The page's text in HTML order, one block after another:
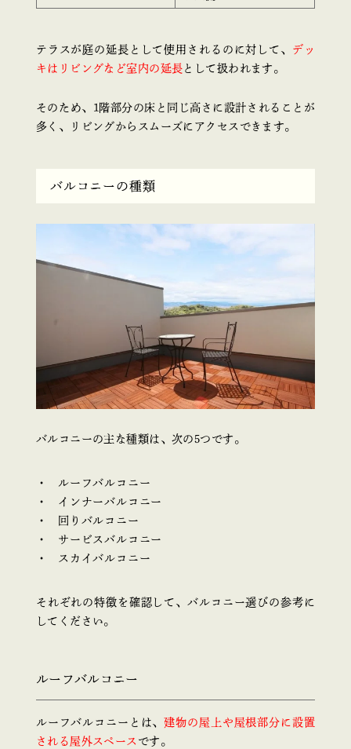
テラスが庭の延長として使用されるのに対して、 デッ
キはリビングなど室内の延長 として扱われます。
そのため、1階部分の床と同じ高さに設計されることが
多く、リビングからスムーズにアクセスできます。
バルコニーの種類
バルコニーの主な種類は、次の5つです。
ルーフバルコニー
インナーバルコニー
回りバルコニー
サービスバルコニー
スカイバルコニー
それぞれの特徴を確認して、バルコニー選びの参考に
してください。
ルーフバルコニー
ルーフバルコニーとは、 建物の屋上や屋根部分に設置
される屋外スペース です。